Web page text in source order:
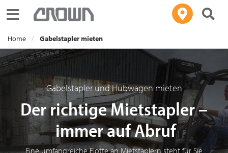
Toggle navigation
Home Gabelstapler mieten
Gabelstapler und Hubwagen mieten
Der richtige Mietstapler –
immer auf Abruf
Eine umfangreiche Flotte an Mietstaplern steht für Sie